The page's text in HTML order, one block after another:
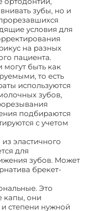
зубы, но и
условия для
на разных
пациента.
быть как
то есть
используются
зубов,
подбираются
с учетом
эластичного
для
зубов. Может
брекет-
Это
капы, они
степени нужной